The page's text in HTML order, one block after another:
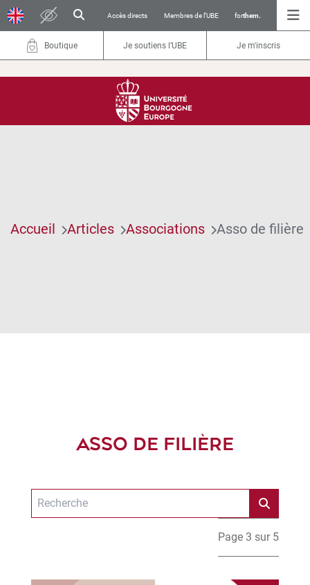
Accès directs Membres de l’UBE forthem.
Boutique Je soutiens l’UBE Je m'inscris
Accueil Articles Associations Asso de filière
ASSO DE FILIÈRE
Page 3 sur 5